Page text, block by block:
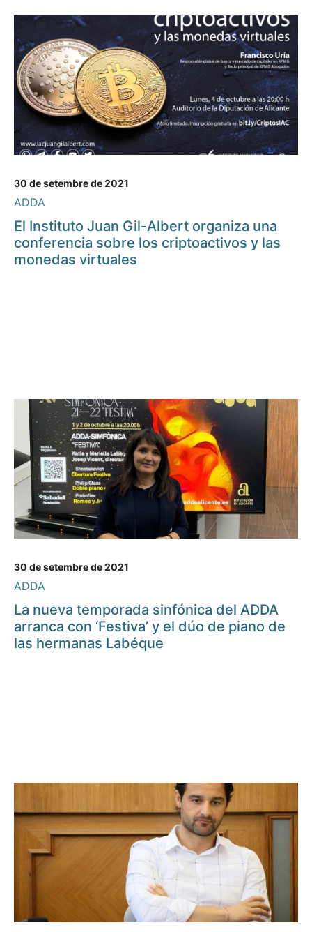
30 de setembre de 2021
ADDA
El Instituto Juan Gil-Albert organiza una
conferencia sobre los criptoactivos y las
monedas virtuales
30 de setembre de 2021
ADDA
La nueva temporada sinfónica del ADDA
arranca con ‘Festiva’ y el dúo de piano de
las hermanas Labéque